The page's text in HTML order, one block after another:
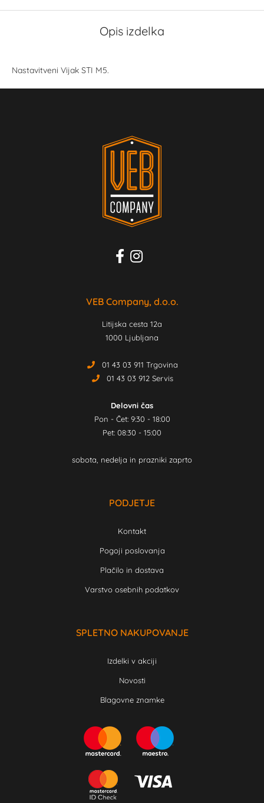
Opis izdelka
Nastavitveni Vijak STI M5.
VEB Company, d.o.o.
Litijska cesta 12a
1000 Ljubljana
01 43 03 911 Trgovina
01 43 03 912 Servis
Delovni čas
Pon - Čet: 9:30 - 18:00
Pet: 08:30 - 15:00
sobota, nedelja in prazniki zaprto
PODJETJE
Kontakt
Pogoji poslovanja
Plačilo in dostava
Varstvo osebnih podatkov
SPLETNO NAKUPOVANJE
Izdelki v akciji
Novosti
Blagovne znamke